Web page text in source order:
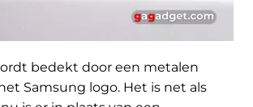
bedekt door een metalen
Samsung logo. Het is net als